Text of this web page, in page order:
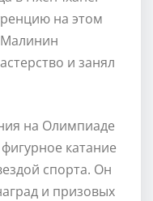
на этом
и занял
на Олимпиаде
катание
спорта. Он
и призовых